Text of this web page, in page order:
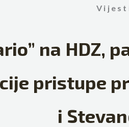
na HDZ,
pristupe
i